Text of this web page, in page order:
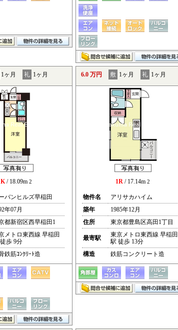
1ヶ月 礼 1ヶ月
/ 18.09m 2
バンヒルズ早稲田
年07月
都新宿区西早稲田1
メトロ東西線 早稲田
歩 9分
鉄筋ｺﾝｸﾘｰﾄ造
6.0 万円 敷 1ヶ月 礼 1ヶ月
1R / 17.14m 2
物件名
アリサカハイム
築年
1985年12月
住所
東京都豊島区高田1丁目
最寄駅
東京メトロ東西線 早稲田
駅 徒歩 13分
構造
鉄筋コンクリート造